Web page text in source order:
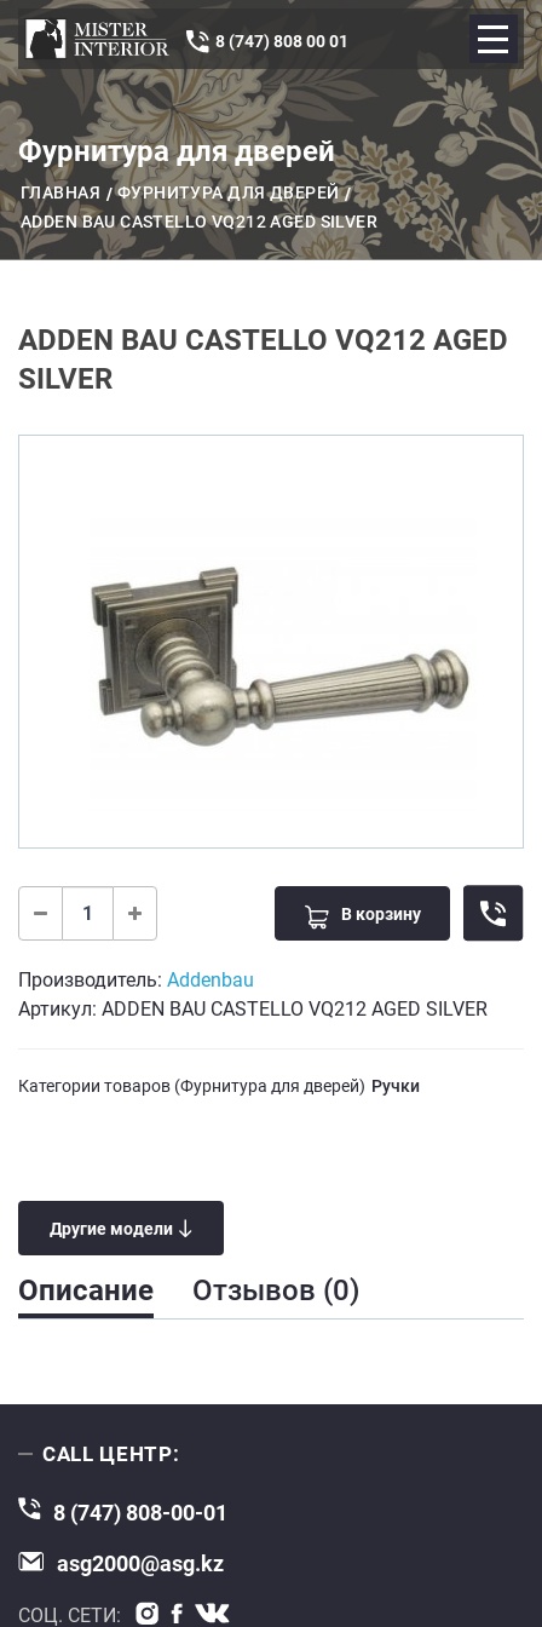
8 (747) 808 00 01
Фурнитура для дверей
ГЛАВНАЯ
ФУРНИТУРА ДЛЯ ДВЕРЕЙ
ADDEN BAU CASTELLO VQ212 AGED SILVER
ADDEN BAU CASTELLO VQ212 AGED
SILVER
Описание Отзывов (0)
В корзину
Производитель: Addenbau
Артикул: ADDEN BAU CASTELLO VQ212 AGED SILVER
Категории товаров (Фурнитура для дверей) Ручки
Другие модели
CALL ЦЕНТР:
8 (747) 808-00-01
asg2000@asg.kz
СОЦ. СЕТИ: